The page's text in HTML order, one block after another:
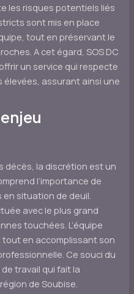
les risques potentiels liés
sont mis en place
tout en préservant le
A cet égard, SOS DC
un service qui respecte
élevées, assurant ainsi une
décès, la discrétion est un
l’importance de
en situation de deuil.
avec le plus grand
touchées. L’équipe
tout en accomplissant son
Ce souci du
travail qui fait la
de Soubise.